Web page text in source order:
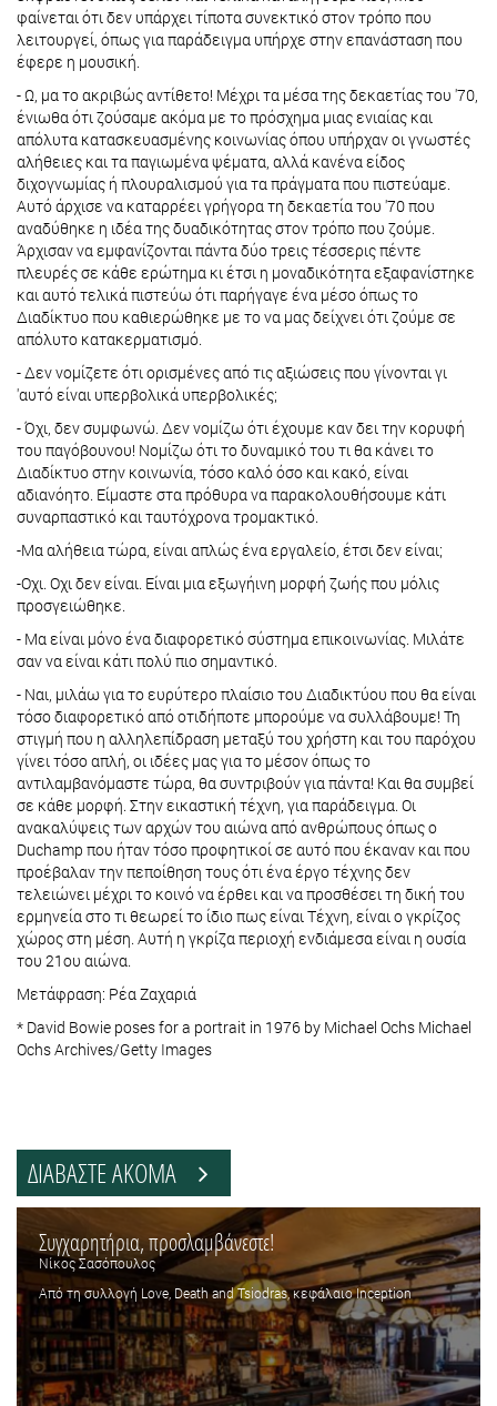
φαίνεται ότι δεν υπάρχει τίποτα συνεκτικό στον τρόπο που
λειτουργεί, όπως για παράδειγμα υπήρχε στην επανάσταση που
έφερε η μουσική.
- Ω, μα το ακριβώς αντίθετο! Μέχρι τα μέσα της δεκαετίας του '70,
ένιωθα ότι ζούσαμε ακόμα με το πρόσχημα μιας ενιαίας και
απόλυτα κατασκευασμένης κοινωνίας όπου υπήρχαν οι γνωστές
αλήθειες και τα παγιωμένα ψέματα, αλλά κανένα είδος
διχογνωμίας ή πλουραλισμού για τα πράγματα που πιστεύαμε.
Αυτό άρχισε να καταρρέει γρήγορα τη δεκαετία του '70 που
αναδύθηκε η ιδέα της δυαδικότητας στον τρόπο που ζούμε.
Άρχισαν να εμφανίζονται πάντα δύο τρεις τέσσερις πέντε
πλευρές σε κάθε ερώτημα κι έτσι η μοναδικότητα εξαφανίστηκε
και αυτό τελικά πιστεύω ότι παρήγαγε ένα μέσο όπως το
Διαδίκτυο που καθιερώθηκε με το να μας δείχνει ότι ζούμε σε
απόλυτο κατακερματισμό.
- Δεν νομίζετε ότι ορισμένες από τις αξιώσεις που γίνονται γι
'αυτό είναι υπερβολικά υπερβολικές;
- Όχι, δεν συμφωνώ. Δεν νομίζω ότι έχουμε καν δει την κορυφή
του παγόβουνου! Νομίζω ότι το δυναμικό του τι θα κάνει το
Διαδίκτυο στην κοινωνία, τόσο καλό όσο και κακό, είναι
αδιανόητο. Είμαστε στα πρόθυρα να παρακολουθήσουμε κάτι
συναρπαστικό και ταυτόχρονα τρομακτικό.
-Μα αλήθεια τώρα, είναι απλώς ένα εργαλείο, έτσι δεν είναι;
-Οχι. Οχι δεν είναι. Είναι μια εξωγήινη μορφή ζωής που μόλις
προσγειώθηκε.
- Μα είναι μόνο ένα διαφορετικό σύστημα επικοινωνίας. Μιλάτε
σαν να είναι κάτι πολύ πιο σημαντικό.
- Ναι, μιλάω για το ευρύτερο πλαίσιο του Διαδικτύου που θα είναι
τόσο διαφορετικό από οτιδήποτε μπορούμε να συλλάβουμε! Τη
στιγμή που η αλληλεπίδραση μεταξύ του χρήστη και του παρόχου
γίνει τόσο απλή, οι ιδέες μας για το μέσον όπως το
αντιλαμβανόμαστε τώρα, θα συντριβούν για πάντα! Και θα συμβεί
σε κάθε μορφή. Στην εικαστική τέχνη, για παράδειγμα. Οι
ανακαλύψεις των αρχών του αιώνα από ανθρώπους όπως ο
Duchamp που ήταν τόσο προφητικοί σε αυτό που έκαναν και που
προέβαλαν την πεποίθηση τους ότι ένα έργο τέχνης δεν
τελειώνει μέχρι το κοινό να έρθει και να προσθέσει τη δική του
ερμηνεία στο τι θεωρεί το ίδιο πως είναι Τέχνη, είναι ο γκρίζος
χώρος στη μέση. Αυτή η γκρίζα περιοχή ενδιάμεσα είναι η ουσία
του 21ου αιώνα.
Μετάφραση: Ρέα Ζαχαριά
* David Bowie poses for a portrait in 1976 by Michael Ochs Michael
Ochs Archives/Getty Images
ΔΙΑΒΑΣΤΕ ΑΚΟΜΑ
Συγχαρητήρια, προσλαμβάνεστε!
Νίκος Σασόπουλος
Από τη συλλογή Love, Death and Tsiodras, κεφάλαιο Inception